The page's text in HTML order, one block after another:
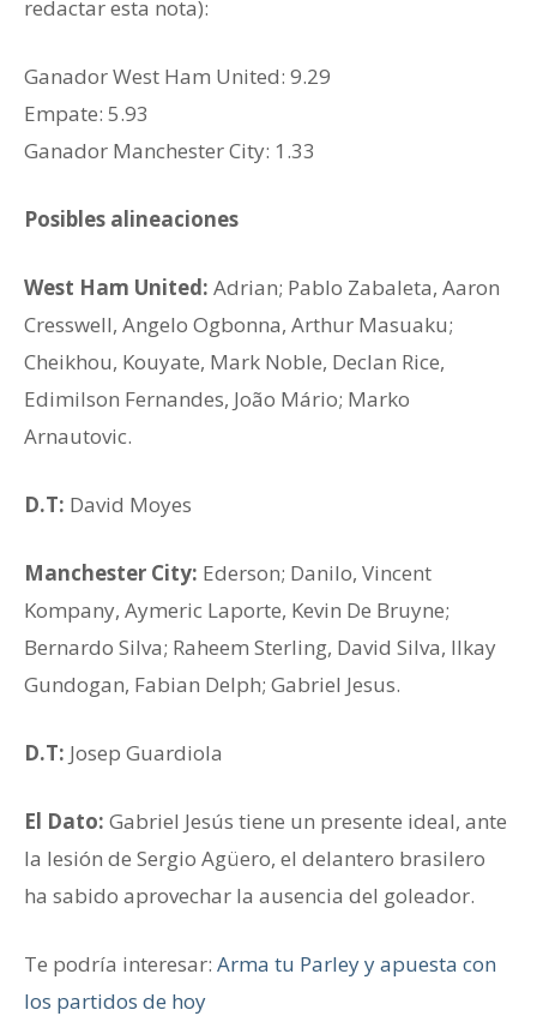
redactar esta nota):
Ganador West Ham United: 9.29
Empate: 5.93
Ganador ‎Manchester City: 1.33
Posibles alineaciones
West Ham United: Adrian; Pablo Zabaleta, Aaron
Cresswell, Angelo Ogbonna, Arthur Masuaku;
Cheikhou, Kouyate, Mark Noble, Declan Rice,
Edimilson Fernandes, João Mário; Marko
Arnautovic.
D.T: David Moyes
Manchester City: Ederson; Danilo, Vincent
Kompany, Aymeric Laporte, Kevin De Bruyne;
Bernardo Silva; Raheem Sterling, David Silva, Ilkay
Gundogan, Fabian Delph; Gabriel Jesus.
D.T: Josep Guardiola
El Dato: Gabriel Jesús tiene un presente ideal, ante
la lesión de Sergio Agüero, el delantero brasilero
ha sabido aprovechar la ausencia del goleador.
Te podría interesar: Arma tu Parley y apuesta con
los partidos de hoy